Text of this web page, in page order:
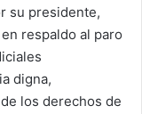
su presidente,
respaldo al paro
digna,
los derechos de